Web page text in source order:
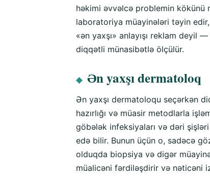
həkimi əvvəlcə problemin kökünü
laboratoriya müayinələri təyin
«ən yaxşı» anlayışı reklam deyil
diqqətli münasibətlə ölçülür.
◆ Ən yaxşı dermatoloq
Ən yaxşı dermatoloqu seçərkən
hazırlığı və müasir metodlarla
göbələk infeksiyaları və dəri
edə bilir. Bunun üçün o, sadəcə
olduqda biopsiya və digər
müalicəni fərdiləşdirir və nəticəni